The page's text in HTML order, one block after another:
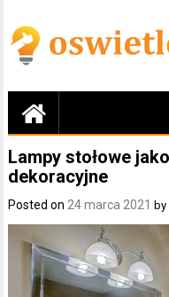
content
Lampy stołowe
dekoracyjne
Posted on 24 marca 2021 by